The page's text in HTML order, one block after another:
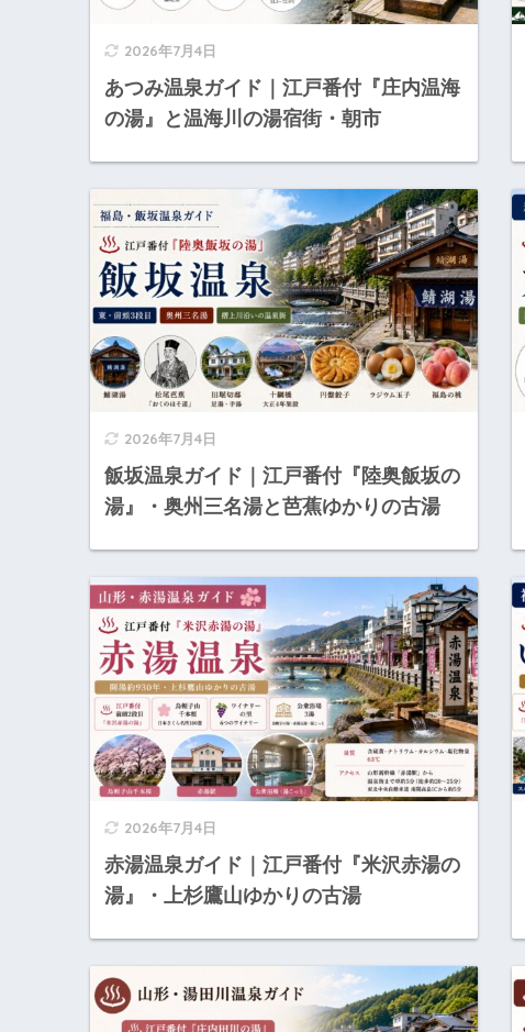
2026年7月4日
あつみ温泉ガイド｜江戸番付『庄内温海
の湯』と温海川の湯宿街・朝市
2026年7月4日
飯坂温泉ガイド｜江戸番付『陸奥飯坂の
湯』・奥州三名湯と芭蕉ゆかりの古湯
2026年7月4日
赤湯温泉ガイド｜江戸番付『米沢赤湯の
湯』・上杉鷹山ゆかりの古湯